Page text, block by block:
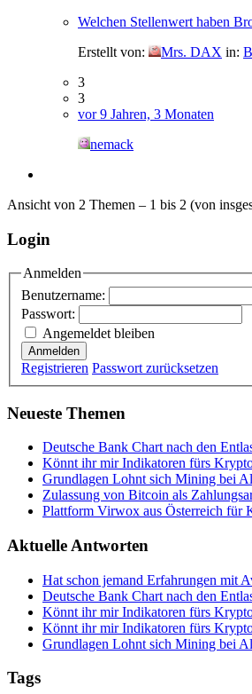
Welchen Stellenwert haben
Erstellt von:
Mrs. DAX in:
3
3
vor 9 Jahren, 3 Monaten
nemack
Ansicht von 2 Themen – 1 bis 2 (von
Login
Anmelden
Benutzername:
Passwort:
Angemeldet bleiben
Anmelden
Registrieren Passwort zurücksetzen
Neueste Themen
Deutsche Bank Chart nach den
Könnt ihr mir Indikatoren fürs
Grundlagen Lohnt sich Mining bei
Zulassung von Bitcoin als
Plattform Virwox aus Österreich für
Aktuelle Antworten
Hat schon jemand Erfahrungen mit
Deutsche Bank Chart nach den
Könnt ihr mir Indikatoren fürs
Könnt ihr mir Indikatoren fürs
Grundlagen Lohnt sich Mining bei
Tags